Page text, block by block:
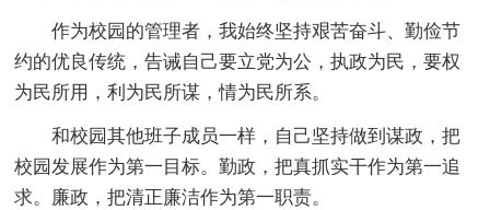
作为校园的管理者，我始终坚持艰苦奋斗、勤俭节
约的优良传统，告诫自己要立党为公，执政为民，要权
为民所用，利为民所谋，情为民所系。
和校园其他班子成员一样，自己坚持做到谋政，把
校园发展作为第一目标。勤政，把真抓实干作为第一追
求。廉政，把清正廉洁作为第一职责。